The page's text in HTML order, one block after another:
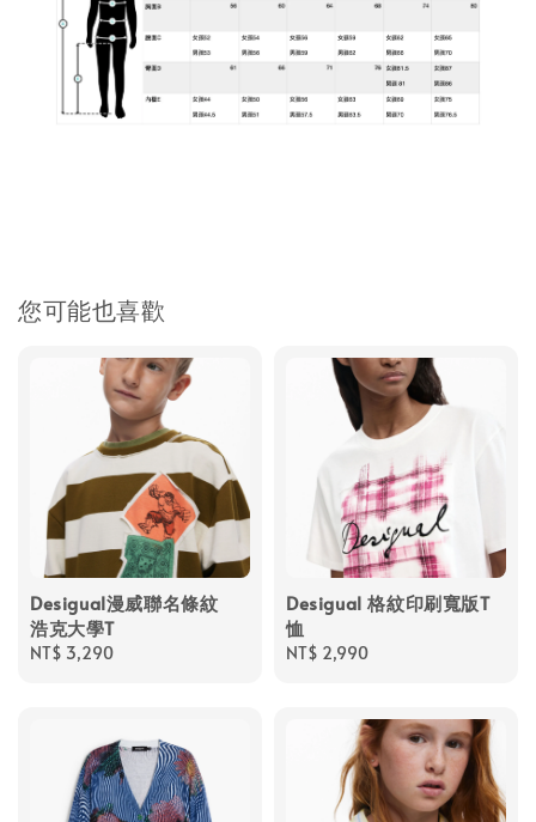
您可能也喜歡
Desigual漫威聯名條紋
浩克大學T
Regular
NT$ 3,290
Desigual 格紋印刷寬版T
恤
Regular
NT$ 2,990